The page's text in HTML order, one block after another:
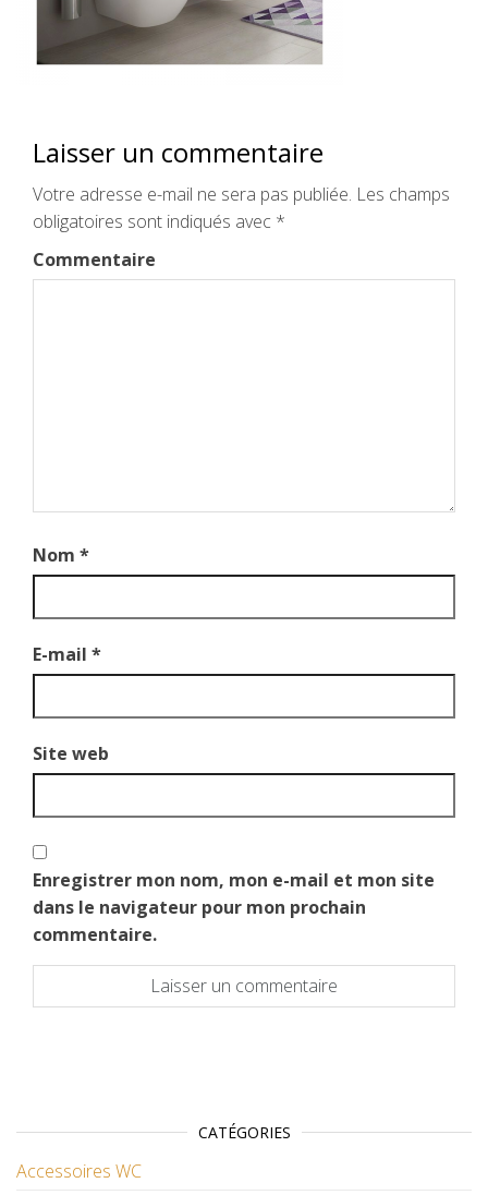
Laisser un commentaire
Votre adresse e-mail ne sera pas publiée. Les champs
obligatoires sont indiqués avec *
Commentaire
Nom *
E-mail *
Site web
Enregistrer mon nom, mon e-mail et mon site
dans le navigateur pour mon prochain
commentaire.
CATÉGORIES
Accessoires WC